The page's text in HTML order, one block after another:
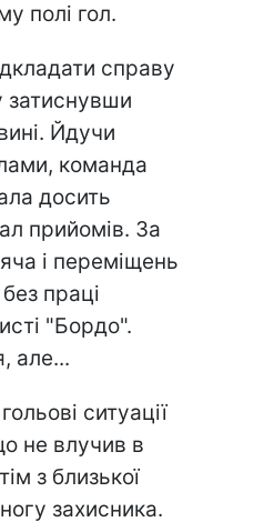
полі гол.
справу
затиснувши
Йдучи
команда
досить
прийомів. За
і переміщень
праці
"Бордо".
але...
ситуації
не влучив в
з близької
захисника.